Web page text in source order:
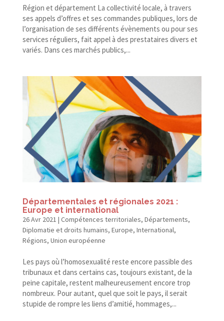
Région et département La collectivité locale, à travers
ses appels d’offres et ses commandes publiques, lors de
l’organisation de ses différents évènements ou pour ses
services réguliers, fait appel à des prestataires divers et
variés. Dans ces marchés publics,...
Départementales et régionales 2021 :
Europe et international
26 Avr 2021 | Compétences territoriales, Départements,
Diplomatie et droits humains, Europe, International,
Régions, Union européenne
Les pays où l’homosexualité reste encore passible des
tribunaux et dans certains cas, toujours existant, de la
peine capitale, restent malheureusement encore trop
nombreux. Pour autant, quel que soit le pays, il serait
stupide de rompre les liens d’amitié, hommages,...